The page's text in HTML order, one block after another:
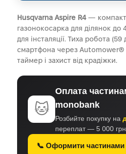
Husqvarna Aspire R4—
газонокосарка для ділянок до
для інсталяції. Тиха робота (59
смартфона через Automower®
таймер і захист від крадіжки.
🐱
Оплата
monobank
Розбийте покупку на
переплат — 5 000
📞 Оформити частинами